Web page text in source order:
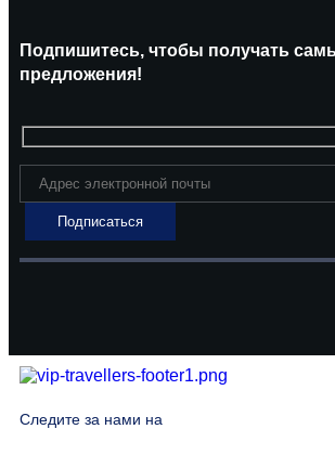
Подпишитесь, чтобы получать
предложения!
Следите за нами на